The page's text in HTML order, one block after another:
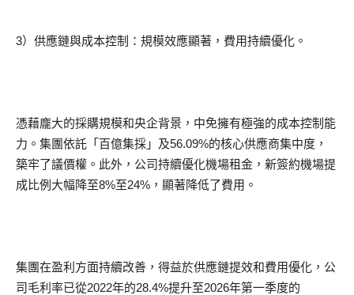
3）供應鏈與成本控制：規模效應顯著，費用持續優化。
憑藉龐大的採購規模和央企背景，中免擁有極強的成本控制能
力。集團依託「百億集採」及56.09%的核心供應商集中度，
築牢了議價權。此外，公司持續優化機場租金，新簽約機場提
成比例大幅降至8%至24%，顯著降低了費用。
集團在盈利方面持續改善，得益於供應鏈提效和費用優化，公
司毛利率已從2022年的28.4%提升至2026年第一季度的